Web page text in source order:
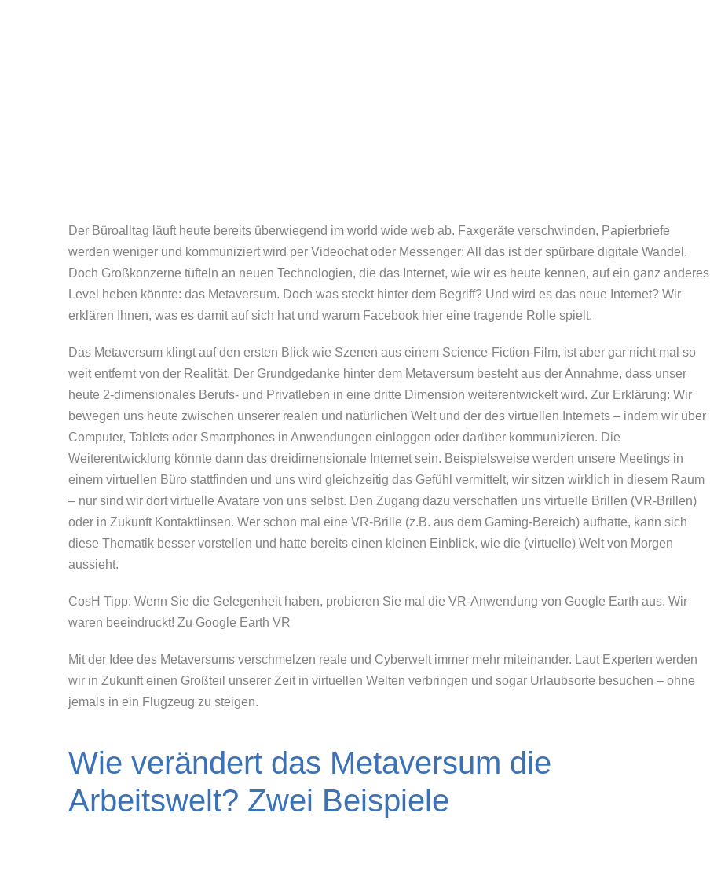
Der Büroalltag läuft heute bereits überwiegend im world wide web ab. Faxgeräte verschwinden, Papierbriefe
werden weniger und kommuniziert wird per Videochat oder Messenger: All das ist der spürbare digitale Wandel.
Doch Großkonzerne tüfteln an neuen Technologien, die das Internet, wie wir es heute kennen, auf ein ganz anderes
Level heben könnte: das Metaversum. Doch was steckt hinter dem Begriff? Und wird es das neue Internet? Wir
erklären Ihnen, was es damit auf sich hat und warum Facebook hier eine tragende Rolle spielt.
Das Metaversum klingt auf den ersten Blick wie Szenen aus einem Science-Fiction-Film, ist aber gar nicht mal so
weit entfernt von der Realität. Der Grundgedanke hinter dem Metaversum besteht aus der Annahme, dass unser
heute 2-dimensionales Berufs- und Privatleben in eine dritte Dimension weiterentwickelt wird. Zur Erklärung: Wir
bewegen uns heute zwischen unserer realen und natürlichen Welt und der des virtuellen Internets – indem wir über
Computer, Tablets oder Smartphones in Anwendungen einloggen oder darüber kommunizieren. Die
Weiterentwicklung könnte dann das dreidimensionale Internet sein. Beispielsweise werden unsere Meetings in
einem virtuellen Büro stattfinden und uns wird gleichzeitig das Gefühl vermittelt, wir sitzen wirklich in diesem Raum
– nur sind wir dort virtuelle Avatare von uns selbst. Den Zugang dazu verschaffen uns virtuelle Brillen (VR-Brillen)
oder in Zukunft Kontaktlinsen. Wer schon mal eine VR-Brille (z.B. aus dem Gaming-Bereich) aufhatte, kann sich
diese Thematik besser vorstellen und hatte bereits einen kleinen Einblick, wie die (virtuelle) Welt von Morgen
aussieht.
CosH Tipp: Wenn Sie die Gelegenheit haben, probieren Sie mal die VR-Anwendung von Google Earth aus. Wir
waren beeindruckt! Zu Google Earth VR
Mit der Idee des Metaversums verschmelzen reale und Cyberwelt immer mehr miteinander. Laut Experten werden
wir in Zukunft einen Großteil unserer Zeit in virtuellen Welten verbringen und sogar Urlaubsorte besuchen – ohne
jemals in ein Flugzeug zu steigen.
Wie verändert das Metaversum die
Arbeitswelt? Zwei Beispiele